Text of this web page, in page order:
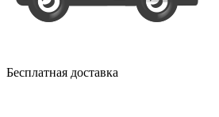
Бесплатная доставка